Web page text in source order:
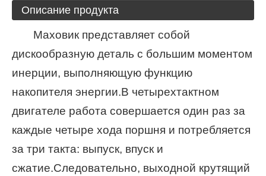
Описание продукта
Маховик представляет собой
дискообразную деталь с большим моментом
инерции, выполняющую функцию
накопителя энергии.В четырехтактном
двигателе работа совершается один раз за
каждые четыре хода поршня и потребляется
за три такта: выпуск, впуск и
сжатие.Следовательно, выходной крутящий